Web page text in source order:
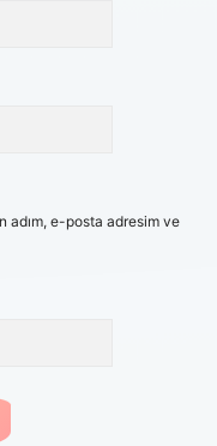
adım, e-posta adresim ve